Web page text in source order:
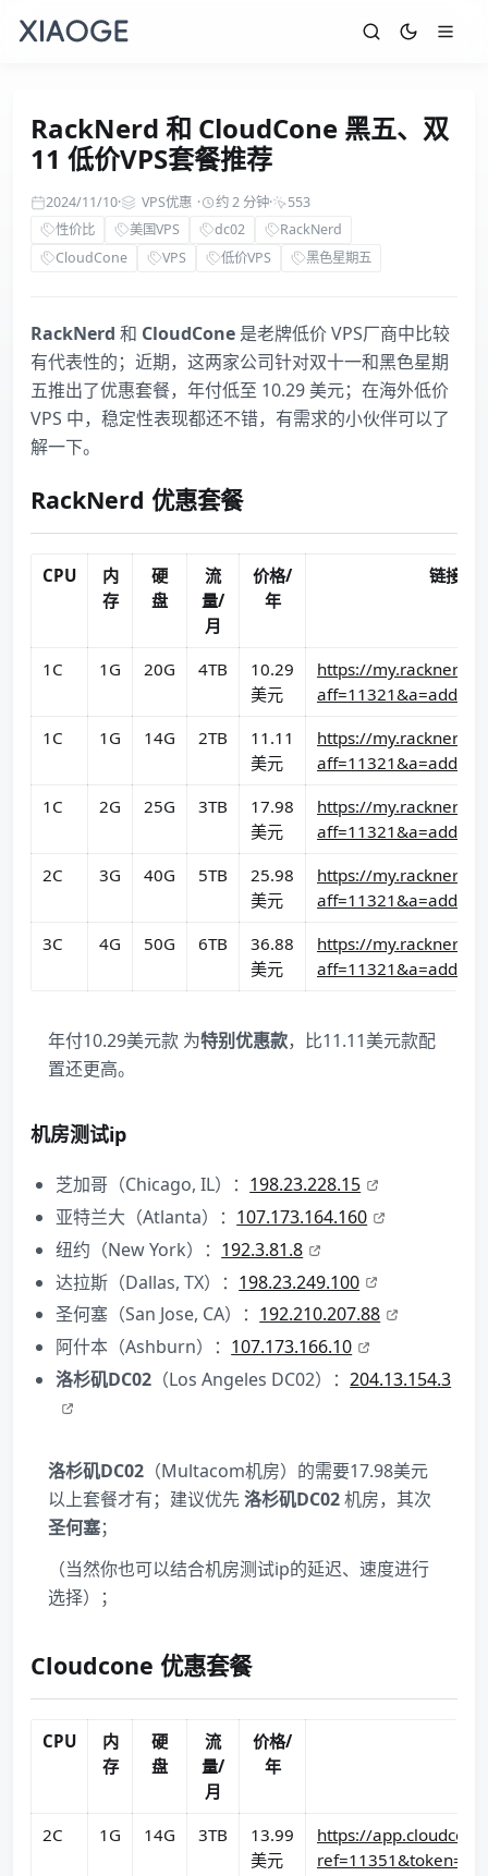
RackNerd 和 CloudCone 黑五、双
11 低价VPS套餐推荐
2024/11/10· VPS优惠 · 约 2 分钟·
553
性价比
美国VPS dc02
RackNerd
CloudCone
VPS 低价VPS 黑色星期五
RackNerd 和 CloudCone 是老牌低价 VPS厂商中比较
有代表性的；近期，这两家公司针对双十一和黑色星期
五推出了优惠套餐，年付低至 10.29 美元；在海外低价
VPS 中，稳定性表现都还不错，有需求的小伙伴可以了
解一下。
RackNerd 优惠套餐
CPU
内
存
硬
盘
流
量/
月
价格/
年
链接
1C 1G 20G 4TB
10.29
美元
https://
1C
1G 14G 2TB
11.11
美元
https://
1C
2G 25G 3TB
17.98
美元
https://
2C
3G 40G 5TB
25.98
美元
https://
3C
4G 50G 6TB
36.88
美元
https://
年付10.29美元款 为特别优惠款，比11.11美元款配
置还更高。
机房测试ip
芝加哥（Chicago, IL）： 198.23.228.15
亚特兰大（Atlanta）： 107.173.164.160
纽约（New York）： 192.3.81.8
达拉斯（Dallas, TX）： 198.23.249.100
圣何塞（San Jose, CA）： 192.210.207.88
阿什本（Ashburn）： 107.173.166.10
洛杉矶DC02 （Los Angeles DC02）：204.13.154.3
洛杉矶DC02 （Multacom机房）的需要17.98美元
以上套餐才有；建议优先洛杉矶DC02机房，其次
圣何塞；
（当然你也可以结合机房测试ip的延迟、速度进行
选择）；
Cloudcone 优惠套餐
CPU
内
存
硬
盘
流
量/
月
价格/
年
2C 1G 14G 3TB
13.99
美元
https://